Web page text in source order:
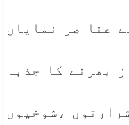
عنا صر نمایاں
بھرنے کا جذبہ
،شوخیوں